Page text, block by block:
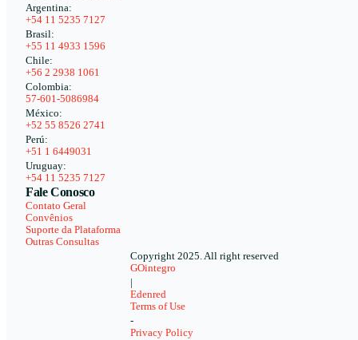
Argentina:
+54 11 5235 7127
Brasil:
+55 11 4933 1596
Chile:
+56 2 2938 1061
Colombia:
57-601-5086984
México:
+52 55 8526 2741
Perú:
+51 1 6449031
Uruguay:
+54 11 5235 7127
Fale Conosco
Contato Geral
Convênios
Suporte da Plataforma
Outras Consultas
Copyright 2025. All right reserved
GOintegro
Edenred
Terms of Use
-
Privacy Policy